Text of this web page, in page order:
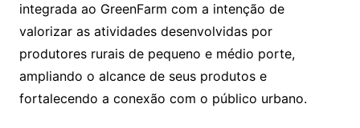
integrada ao GreenFarm com a intenção de
valorizar as atividades desenvolvidas por
produtores rurais de pequeno e médio porte,
ampliando o alcance de seus produtos e
fortalecendo a conexão com o público urbano.